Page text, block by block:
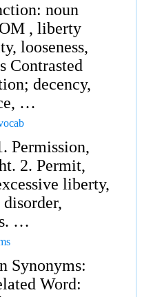
noun
, liberty
looseness,
Contrasted
decency,
…
Permission,
2. Permit,
liberty,
…
Synonyms:
Word: